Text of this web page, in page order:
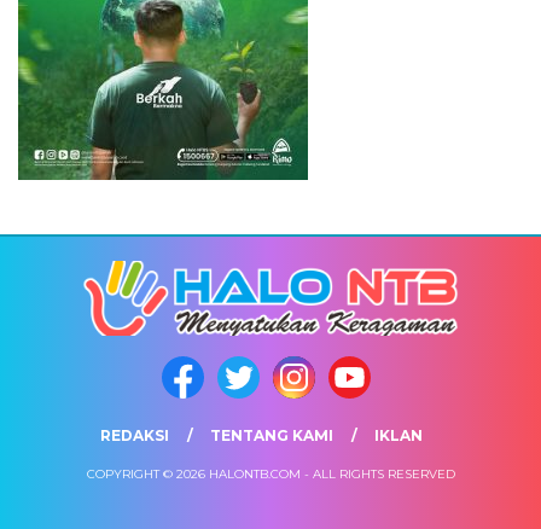
REDAKSI TENTANG KAMI IKLAN
COPYRIGHT © 2026 HALONTB.COM - ALL RIGHTS RESERVED